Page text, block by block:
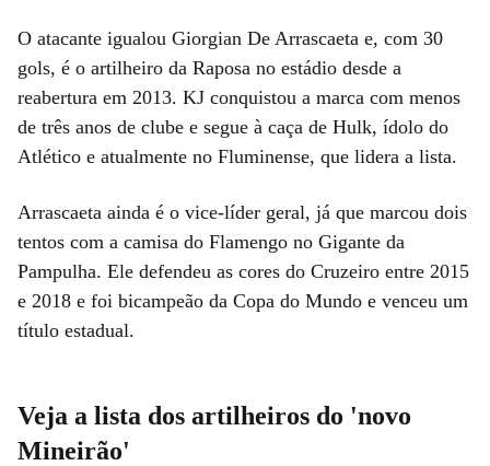
O atacante igualou Giorgian De Arrascaeta e, com 30
gols, é o artilheiro da Raposa no estádio desde a
reabertura em 2013. KJ conquistou a marca com menos
de três anos de clube e segue à caça de Hulk, ídolo do
Atlético e atualmente no Fluminense, que lidera a lista.
Arrascaeta ainda é o vice-líder geral, já que marcou dois
tentos com a camisa do Flamengo no Gigante da
Pampulha. Ele defendeu as cores do Cruzeiro entre 2015
e 2018 e foi bicampeão da Copa do Mundo e venceu um
título estadual.
Veja a lista dos artilheiros do 'novo
Mineirão'